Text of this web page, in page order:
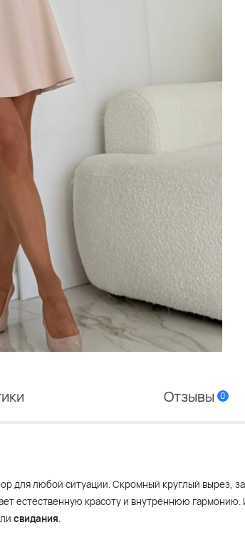
Отзывы 0
для любой ситуации. Скромный круглый вырез,
естественную красоту и внутреннюю гармонию.
свидания.